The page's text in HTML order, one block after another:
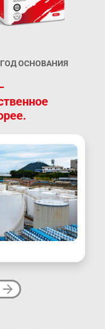
ГОД ОСНОВАНИЯ